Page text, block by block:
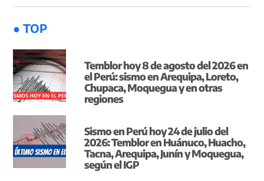
● TOP
Temblor hoy 8 de agosto del 2026 en
el Perú: sismo en Arequipa, Loreto,
Chupaca, Moquegua y en otras
regiones
Sismo en Perú hoy 24 de julio del
2026: Temblor en Huánuco, Huacho,
Tacna, Arequipa, Junín y Moquegua,
según el IGP